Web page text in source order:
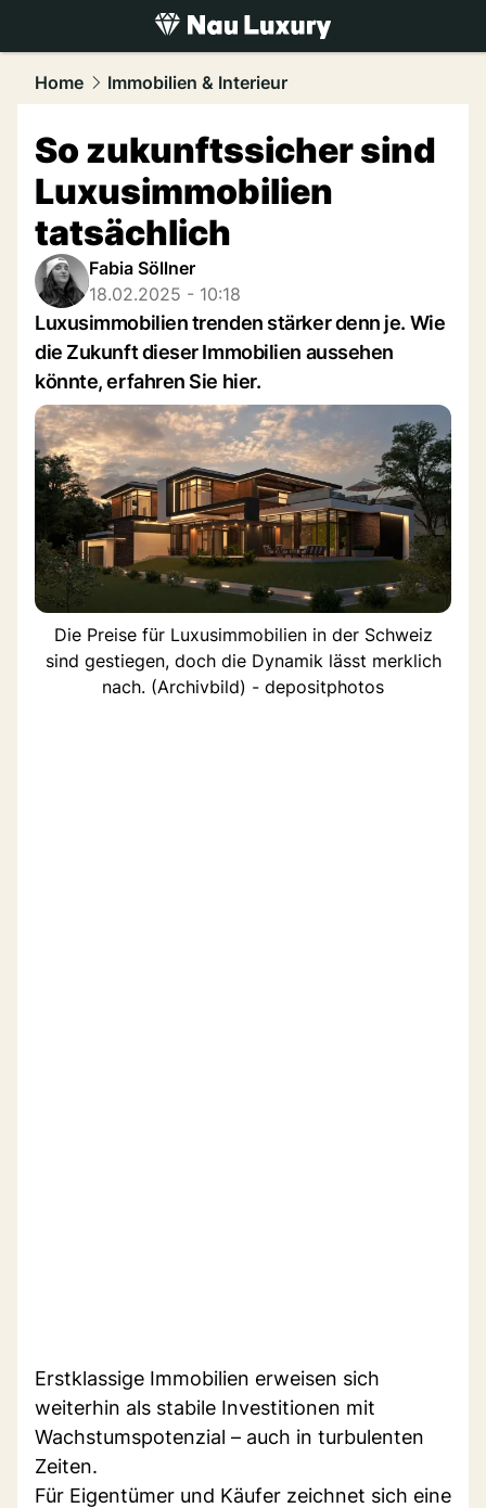
luxury.NAU.ch
Home Immobilien & Interieur
So zukunftssicher sind
Luxusimmobilien
tatsächlich
Fabia Söllner
18.02.2025 - 10:18
Luxusimmobilien trenden stärker denn je. Wie
die Zukunft dieser Immobilien aussehen
könnte, erfahren Sie hier.
Die Preise für Luxusimmobilien in der Schweiz
sind gestiegen, doch die Dynamik lässt merklich
nach. (Archivbild) - depositphotos
Erstklassige Immobilien erweisen sich
weiterhin als stabile Investitionen mit
Wachstumspotenzial – auch in turbulenten
Zeiten.
Für Eigentümer und Käufer zeichnet sich eine